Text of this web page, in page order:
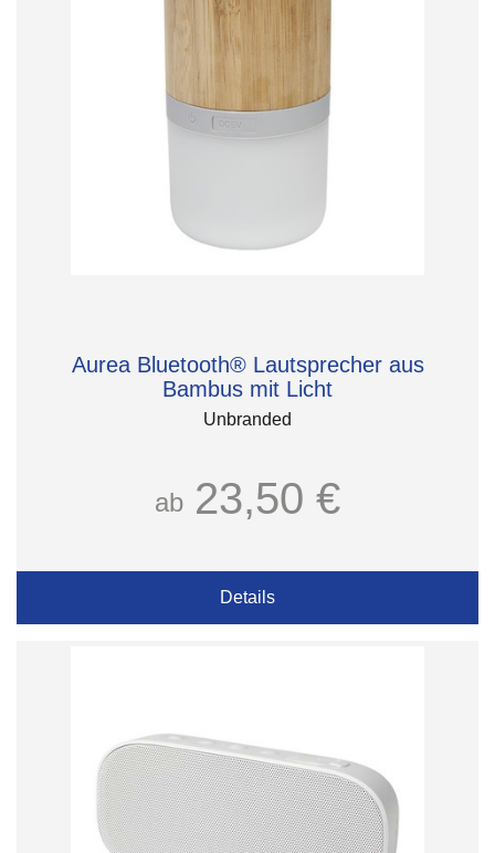
Aurea Bluetooth® Lautsprecher aus
Bambus mit Licht
Unbranded
ab 23,50 €
Details